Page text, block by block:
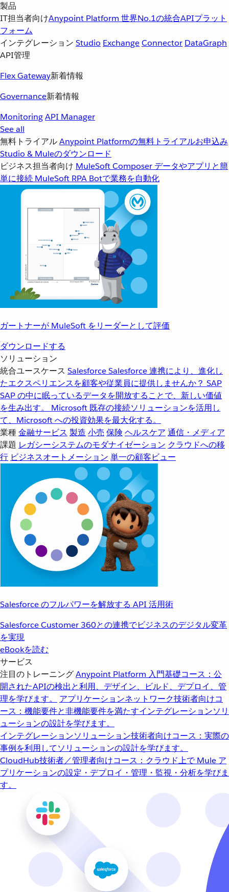
製品
IT担当者向けAnypoint Platform 世界No.1の統合APIプラット
フォーム
インテグレーション Studio ExchangeConnector DataGraph
API管理
Flex Gateway新着情報
Governance新着情報
MonitoringAPI Manager
See all
無料トライアルAnypoint Platformの無料トライアルお申込み
Studio & Muleのダウンロード
ビジネス担当者向け MuleSoft Composer データやアプリと簡
単に接続 MuleSoft RPA Botで業務を自動化
ガートナーが MuleSoft をリーダーとして評価
ダウンロードする
ソリューション
統合ユースケース SalesforceSalesforce 連携により、進化し
たエクスペリエンスを顧客や従業員に提供しませんか？ SAP
SAP の中に眠っているデータを開放することで、新しい価値
を生み出す。
Microsoft 既存の接続ソリューションを活用し
て、Microsoft への投資効果を最大化する。
業種金融サービス 製造 小売 保険 ヘルスケア 通信・メディア
課題 レガシーシステムのモダナイゼーション クラウドへの移
行 ビジネスオートメーション 単一の顧客ビュー
Salesforce のフルパワーを解放する API 活用術
Salesforce Customer 360との連携でビジネスのデジタル変革
を実現
eBookを読む
サービス
注目のトレーニングAnypoint Platform 入門基礎コース：公
開されたAPIの検出と利用、デザイン、ビルド、デプロイ、管
理を学びます。
アプリケーションネットワーク技術者向けコ
ース：機能要件と非機能要件を満たすインテグレーションソリ
ューションの設計を学びます。
インテグレーションソリューション技術者向けコース：実際の
事例を利用してソリューションの設計を学びます。
CloudHub技術者／管理者向けコース：クラウド上で Mule ア
プリケーションの設定・デプロイ・管理・監視・分析を学びま
す。